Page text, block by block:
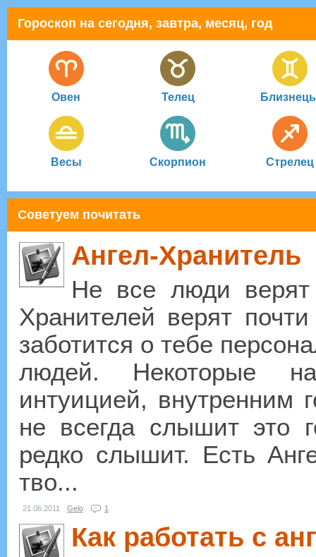
Гороскоп на сегодня, завтра, месяц, год
Овен Телец
Весы Скорпион Стрелец
Советуем почитать
Ангел-Хранитель
Не все люди
Хранителей верят
заботится о тебе
людей. Некоторые
интуицией, внутренним
не всегда слышит это
редко слышит. Есть
тво...
21.06.2011 Gelo 1
Как работать с